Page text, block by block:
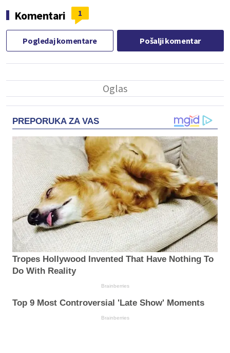
Komentari 1
Pogledaj komentare Pošalji komentar
PREPORUKA ZA VAS
Tropes Hollywood Invented That Have Nothing To
Do With Reality
Brainberries
Top 9 Most Controversial 'Late Show' Moments
Brainberries